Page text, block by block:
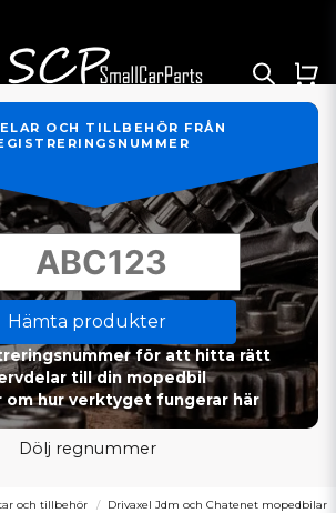
OCH TILLBEHÖR FRÅN
Hämta produkter
för att hitta rätt
till din mopedbil
om hur verktyget fungerar här
Dölj regnummer
och tillbehör Drivaxel Jdm och Chatenet mopedbilar